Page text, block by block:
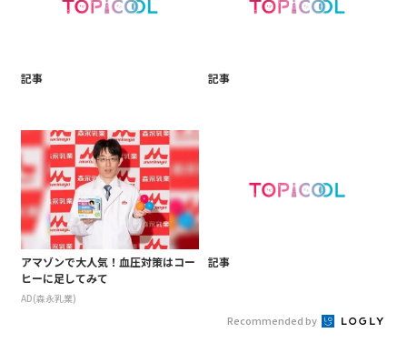
記事 記事
アマゾンで大人気！血圧対策はコー
ヒーに足してみて
AD(森永乳業)
記事
Recommended by